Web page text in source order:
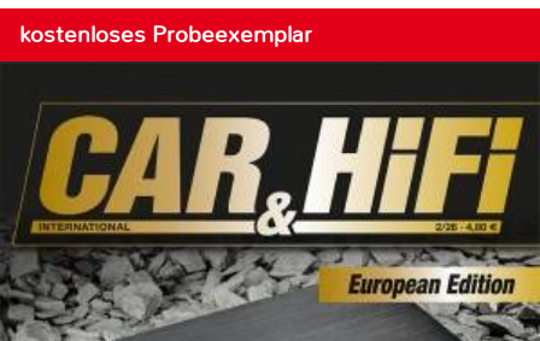
kostenloses Probeexemplar